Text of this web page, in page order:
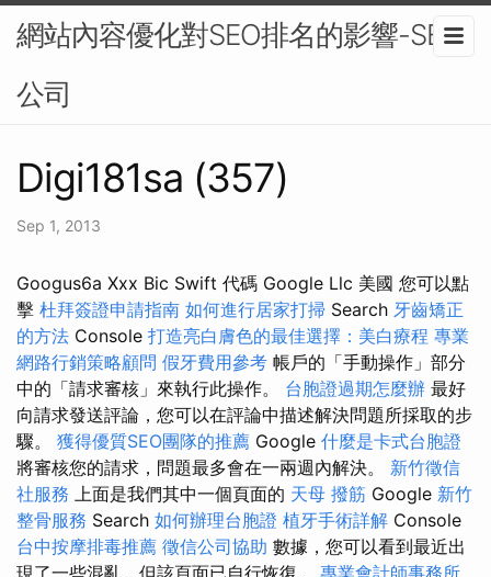
網站內容優化對SEO排名的影響-SEO
公司
Digi181sa (357)
Sep 1, 2013
Googus6a Xxx Bic Swift 代碼 Google Llc 美國 您可以點
擊 杜拜簽證申請指南 如何進行居家打掃 Search 牙齒矯正
的方法 Console 打造亮白膚色的最佳選擇：美白療程 專業
網路行銷策略顧問 假牙費用參考 帳戶的「手動操作」部分
中的「請求審核」來執行此操作。 台胞證過期怎麼辦 最好
向請求發送評論，您可以在評論中描述解決問題所採取的步
驟。 獲得優質SEO團隊的推薦 Google 什麼是卡式台胞證
將審核您的請求，問題最多會在一兩週內解決。 新竹徵信
社服務 上面是我們其中一個頁面的 天母 撥筋 Google 新竹
整骨服務 Search 如何辦理台胞證 植牙手術詳解 Console
台中按摩排毒推薦 徵信公司協助 數據，您可以看到最近出
現了一些混亂，但該頁面已自行恢復。 專業會計師事務所